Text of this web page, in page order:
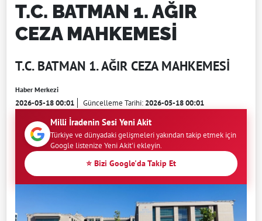
T.C. BATMAN 1. AĞIR
CEZA MAHKEMESİ
T.C. BATMAN 1. AĞIR CEZA MAHKEMESİ
Haber Merkezi
2026-05-18 00:01 Güncelleme Tarihi:2026-05-18 00:01
Milli İradenin Sesi Yeni Akit
Türkiye ve dünyadaki gelişmeleri yakından takip etmek için
Google listenize Yeni Akit'i ekleyin.
⭐ Bizi Google'da Takip Et